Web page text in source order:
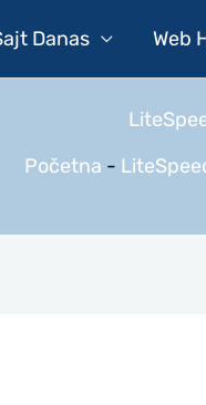
Danas Web
Početna -